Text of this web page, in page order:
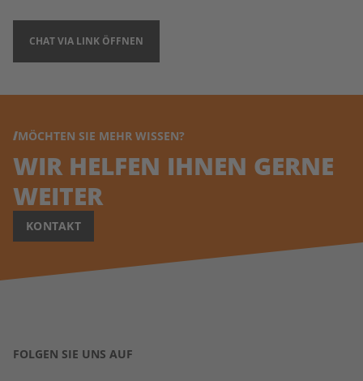
CHAT VIA LINK ÖFFNEN
MÖCHTEN SIE MEHR WISSEN?
WIR HELFEN IHNEN GERNE
WEITER
KONTAKT
FOLGEN SIE UNS AUF